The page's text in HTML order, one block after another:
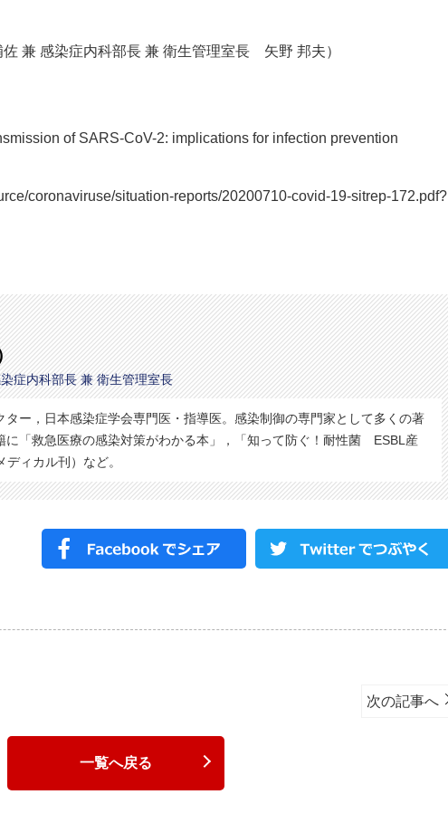
兼 感染症内科部長 兼 衛生管理室長 矢野 邦夫）
of SARS-CoV-2: implications for infection prevention
coronaviruse/situation-reports/20200710-covid-19-sitrep-172.pdf?
症内科部長 兼 衛生管理室長
ー，日本感染症学会専門医・指導医。感染制御の専門家として多くの著
に「救急医療の感染対策がわかる本」，「知って防ぐ！耐性菌 ESBL産
ィカル刊）など。
次の記事へ
一覧へ戻る